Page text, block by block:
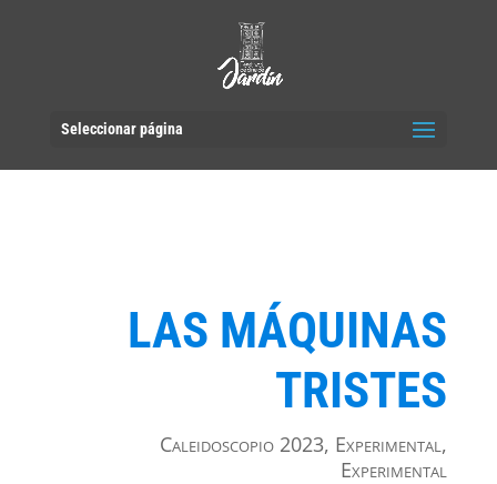
Seleccionar página
LAS MÁQUINAS
TRISTES
Caleidoscopio 2023, Experimental,
Experimental